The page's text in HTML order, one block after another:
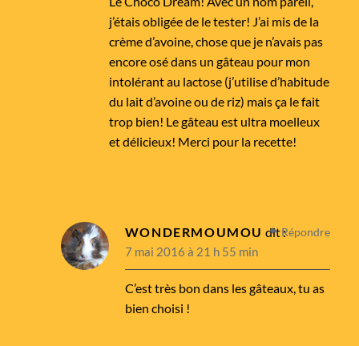
j’étais obligée de le tester! J’ai mis de la
crème d’avoine, chose que je n’avais pas
encore osé dans un gâteau pour mon
intolérant au lactose (j’utilise d’habitude
du lait d’avoine ou de riz) mais ça le fait
trop bien! Le gâteau est ultra moelleux
et délicieux! Merci pour la recette!
WONDERMOUMOU dit :
7 mai 2016 à 21 h 55 min
C’est très bon dans les gâteaux, tu as
bien choisi !
Répondre